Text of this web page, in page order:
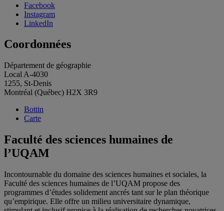
Facebook
Instagram
LinkedIn
Coordonnées
Département de géographie
Local A-4030
1255, St-Denis
Montréal (Québec) H2X 3R9
Bottin
Carte
Faculté des sciences humaines de
l’UQAM
Incontournable du domaine des sciences humaines et sociales, la
Faculté des sciences humaines de l’UQAM propose des
programmes d’études solidement ancrés tant sur le plan théorique
qu’empirique. Elle offre un milieu universitaire dynamique,